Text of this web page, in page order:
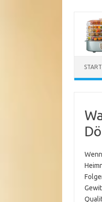
Inhalt
springen